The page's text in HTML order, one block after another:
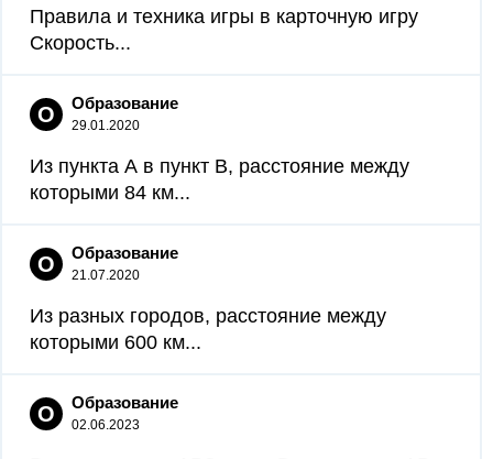
Правила и техника игры в карточную игру
Скорость...
О Образование
29.01.2020
Из пункта А в пункт B, расстояние между
которыми 84 км...
О Образование
21.07.2020
Из разных городов, расстояние между
которыми 600 км...
О Образование
02.06.2023